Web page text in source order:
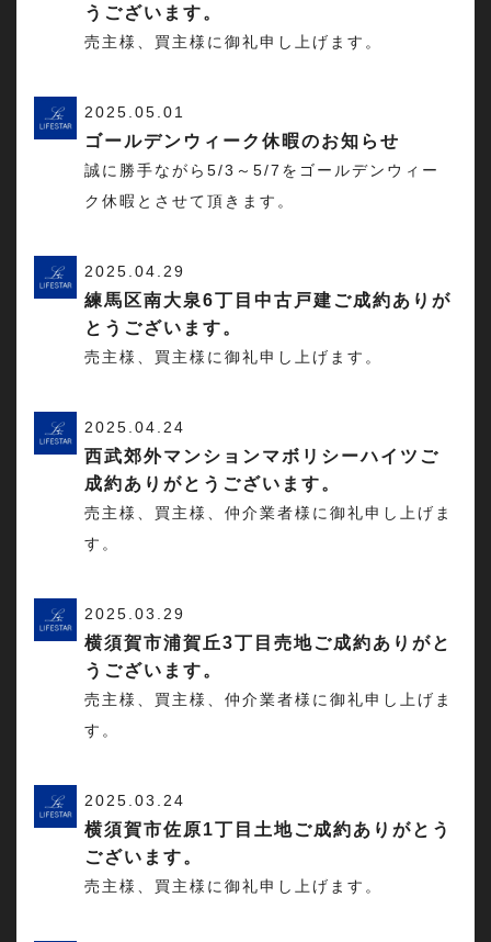
うございます。
売主様、買主様に御礼申し上げます。
2025.05.01
ゴールデンウィーク休暇のお知らせ
誠に勝手ながら5/3～5/7をゴールデンウィー
ク休暇とさせて頂きます。
2025.04.29
練馬区南大泉6丁目中古戸建ご成約ありが
とうございます。
売主様、買主様に御礼申し上げます。
2025.04.24
西武郊外マンションマボリシーハイツご
成約ありがとうございます。
売主様、買主様、仲介業者様に御礼申し上げま
す。
2025.03.29
横須賀市浦賀丘3丁目売地ご成約ありがと
うございます。
売主様、買主様、仲介業者様に御礼申し上げま
す。
2025.03.24
横須賀市佐原1丁目土地ご成約ありがとう
ございます。
売主様、買主様に御礼申し上げます。